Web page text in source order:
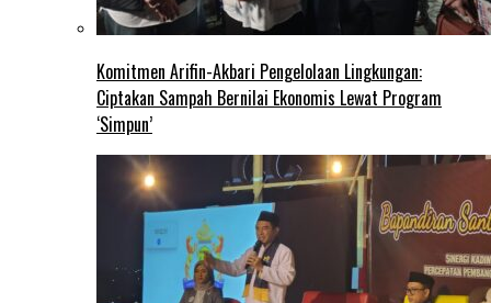
Komitmen Arifin-Akbari Pengelolaan Lingkungan:
Ciptakan Sampah Bernilai Ekonomis Lewat Program
‘Simpun’